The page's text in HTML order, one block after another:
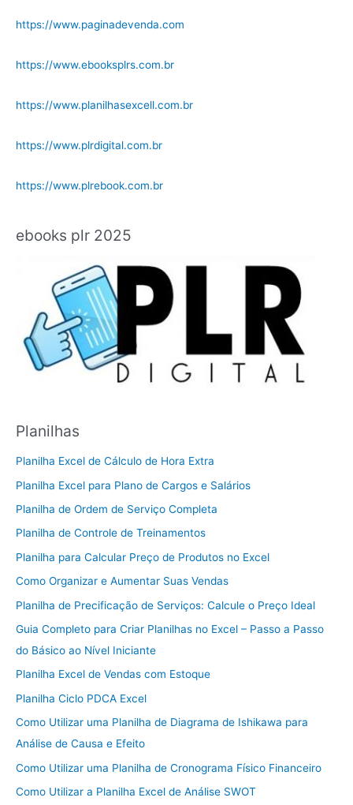
https://www.paginadevenda.com
https://www.ebooksplrs.com.br
https://www.planilhasexcell.com.br
https://www.plrdigital.com.br
https://www.plrebook.com.br
ebooks plr 2025
Planilhas
Planilha Excel de Cálculo de Hora Extra
Planilha Excel para Plano de Cargos e Salários
Planilha de Ordem de Serviço Completa
Planilha de Controle de Treinamentos
Planilha para Calcular Preço de Produtos no Excel
Como Organizar e Aumentar Suas Vendas
Planilha de Precificação de Serviços: Calcule o Preço Ideal
Guia Completo para Criar Planilhas no Excel – Passo a Passo
do Básico ao Nível Iniciante
Planilha Excel de Vendas com Estoque
Planilha Ciclo PDCA Excel
Como Utilizar uma Planilha de Diagrama de Ishikawa para
Análise de Causa e Efeito
Como Utilizar uma Planilha de Cronograma Físico Financeiro
Como Utilizar a Planilha Excel de Análise SWOT